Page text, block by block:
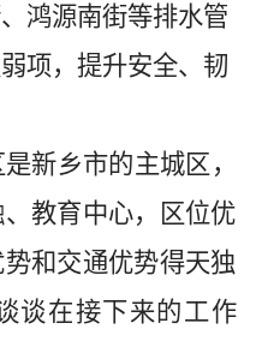
鸿源南街等排水管
项，提升安全、韧
是新乡市的主城区，
教育中心，区位优
和交通优势得天独
谈在接下来的工作